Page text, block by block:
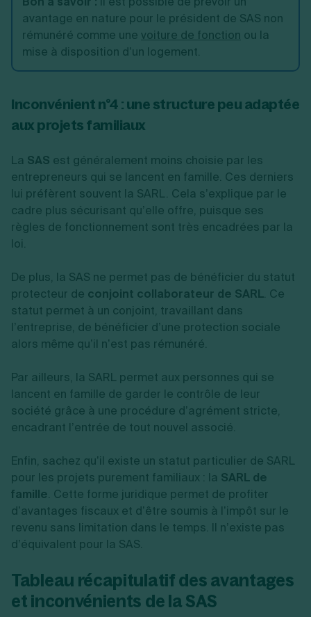
avantage en nature pour le président de SAS non
rémunéré comme une voiture de fonction ou la
mise à disposition d’un logement.
Inconvénient n°4 : une structure peu adaptée
aux projets familiaux
La SAS est généralement moins choisie par les
entrepreneurs qui se lancent en famille. Ces derniers
lui préfèrent souvent la SARL. Cela s’explique par le
cadre plus sécurisant qu’elle offre, puisque ses
règles de fonctionnement sont très encadrées par la
loi.
De plus, la SAS ne permet pas de bénéficier du statut
protecteur de conjoint collaborateur de SARL. Ce
statut permet à un conjoint, travaillant dans
l’entreprise, de bénéficier d’une protection sociale
alors même qu’il n’est pas rémunéré.
Par ailleurs, la SARL permet aux personnes qui se
lancent en famille de garder le contrôle de leur
société grâce à une procédure d’agrément stricte,
encadrant l’entrée de tout nouvel associé.
Enfin, sachez qu’il existe un statut particulier de SARL
pour les projets purement familiaux : la SARL de
famille. Cette forme juridique permet de profiter
d’avantages fiscaux et d’être soumis à l’impôt sur le
revenu sans limitation dans le temps. Il n’existe pas
d’équivalent pour la SAS.
Tableau récapitulatif des avantages
et inconvénients de la SAS